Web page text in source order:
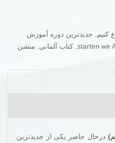
کنیم,
جدیدترین دوره آموزش
, کتاب آلمانی , منشن
درحال حاضر یکی از جدیدترین